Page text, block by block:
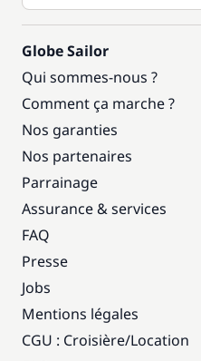
Globe Sailor
Qui sommes-nous ?
Comment ça marche ?
Nos garanties
Nos partenaires
Parrainage
Assurance & services
FAQ
Presse
Jobs
Mentions légales
CGU : Croisière/Location